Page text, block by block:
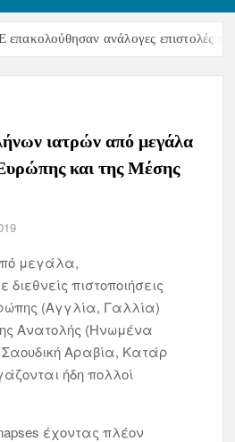
ανάλογες επιστολές
ιατρών από μεγάλα
και της Μέσης
μεγάλα,
πιστοποιήσεις
(Αγγλία, Γαλλία)
Ανατολής (Ηνωμένα
Αραβία, Κατάρ
ήδη πολλοί
έχοντας πλέον